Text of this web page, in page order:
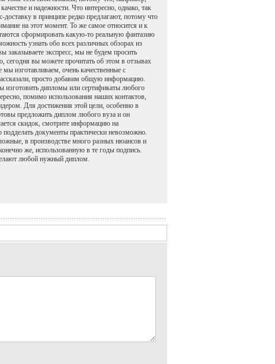
и надежности. Что интересно, однако, так
доставку в принципе редко предлагают, потому что
на этот момент. То же самое относится и к
сформировать какую-то реальную фантазию
узнать обо всех различных обзорах из
заказываете экспресс, мы не будем просить
сегодня вы можете прочитать об этом в отзывах
изготавливаем, очень качественные с
просто добавим общую информацию.
изготовить дипломы или сертификаты любого
помимо использования наших контактов,
Для достижения этой цели, особенно в
предложить диплом любого вуза и он
скидок, смотрите информацию на
документы практически невозможно.
в производстве много разных нюансов и
же, использованную в те годы подпись.
любой нужный диплом.